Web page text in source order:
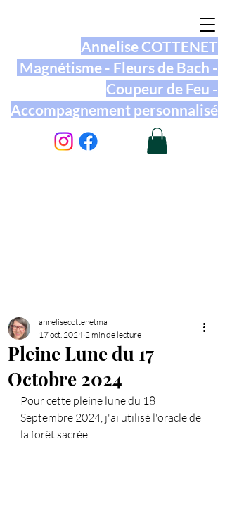
Annelise COTTENET
Magnétisme - Fleurs de Bach -
Coupeur de Feu -
Accompagnement personnalisé
Pleine Lune du 17
Octobre 2024
annelisecottenetma
17 oct. 2024 2 min de lecture
Pour cette pleine lune du 18
Septembre 2024, j'ai utilisé l'oracle de
la forêt sacrée.